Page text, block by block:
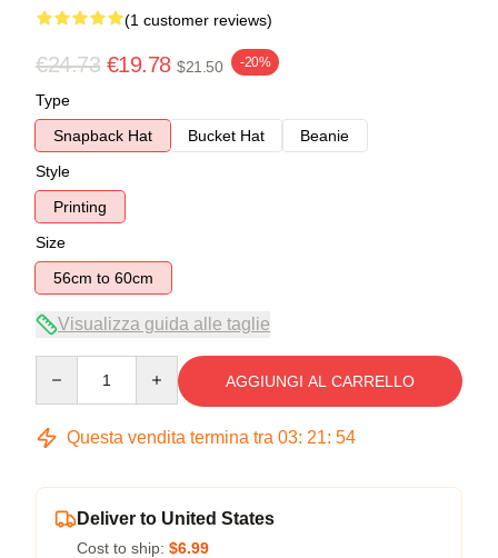
(1 customer reviews)
€24.73 €19.78 $21.50 -20%
Type
Snapback Hat
Bucket Hat
Beanie
Style
Printing
Size
56cm to 60cm
Visualizza guida alle taglie
AGGIUNGI AL CARRELLO
Questa vendita termina tra 03: 21: 54
Deliver to United States
Cost to ship: $6.99